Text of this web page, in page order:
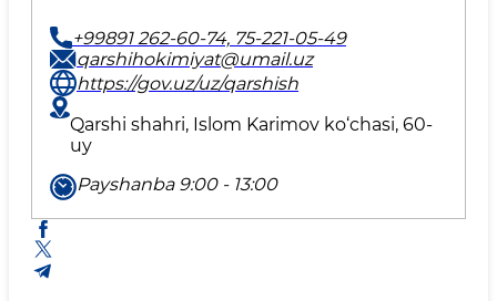
+99891 262-60-74, 75-221-05-49
qarshihokimiyat@umail.uz
https://gov.uz/uz/qarshish
Qarshi shahri, Islom Karimov ko‘chasi, 60-
uy
Payshanba 9:00 - 13:00